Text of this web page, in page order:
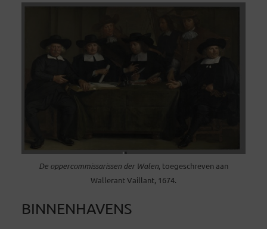
De oppercommissarissen der Walen, toegeschreven aan
Wallerant Vaillant, 1674.
BINNENHAVENS